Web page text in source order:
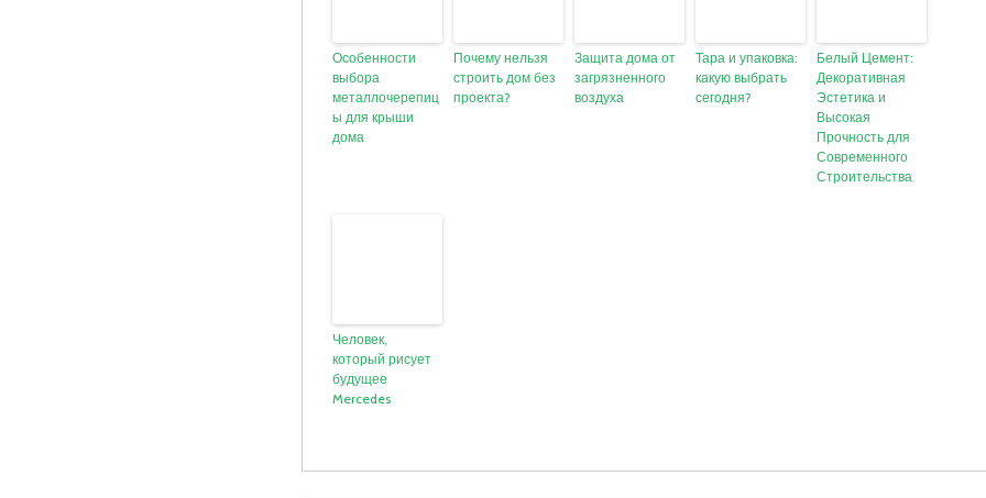
Особенности
выбора
металлочерепиц
ы для крыши
дома
Почему нельзя
строить дом без
проекта?
Защита дома от
загрязненного
воздуха
Тара и упаковка:
какую выбрать
сегодня?
Белый Цемент:
Декоративная
Эстетика и
Высокая
Прочность для
Современного
Строительства
Человек,
который рисует
будущее
Mercedes